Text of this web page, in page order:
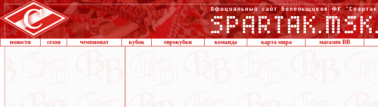
новости сезон чемпионат кубок еврокубки команда карта мира магазин ВВ